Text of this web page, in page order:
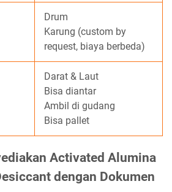
Drum
Karung (custom by
request, biaya berbeda)
Darat & Laut
Bisa diantar
Ambil di gudang
Bisa pallet
Activated Alumina
dengan Dokumen